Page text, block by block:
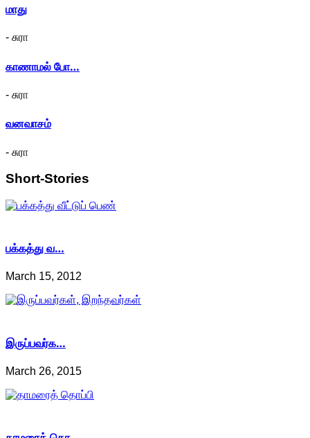
மாது
- சுரா
காணாமல் போ…
- சுரா
வனவாசம்
- சுரா
Short-Stories
பக்கத்து வ…
March 15, 2012
இருப்பவர்க…
March 26, 2015